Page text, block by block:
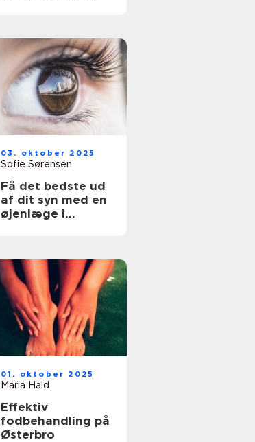
03. oktober 2025
Sofie Sørensen
Få det bedste ud
af dit syn med en
øjenlæge i
01. oktober 2025
Maria Hald
Effektiv
fodbehandling på
Østerbro